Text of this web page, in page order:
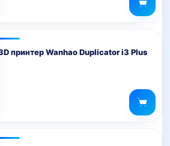
принтер Wanhao Duplicator i3 Plus